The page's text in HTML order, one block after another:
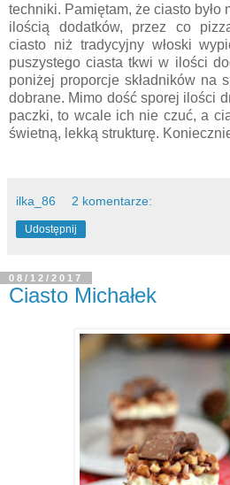
techniki. Pamiętam, że ciasto było
ilością dodatków, przez co
ciasto niż tradycyjny włoski
puszystego ciasta tkwi w ilości
poniżej proporcje składników na
dobrane. Mimo dość sporej ilości
paczki, to wcale ich nie czuć, a
świetną, lekką strukturę.
ilka_86 2 komentarze:
Udostępnij
08/12/2017
Ciasto Michałek